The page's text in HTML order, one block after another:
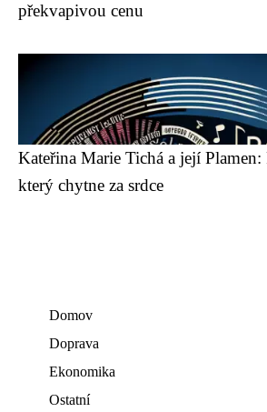
překvapivou cenu
Kateřina Marie Tichá a její
který chytne za srdce
Domov
Doprava
Ekonomika
Ostatní